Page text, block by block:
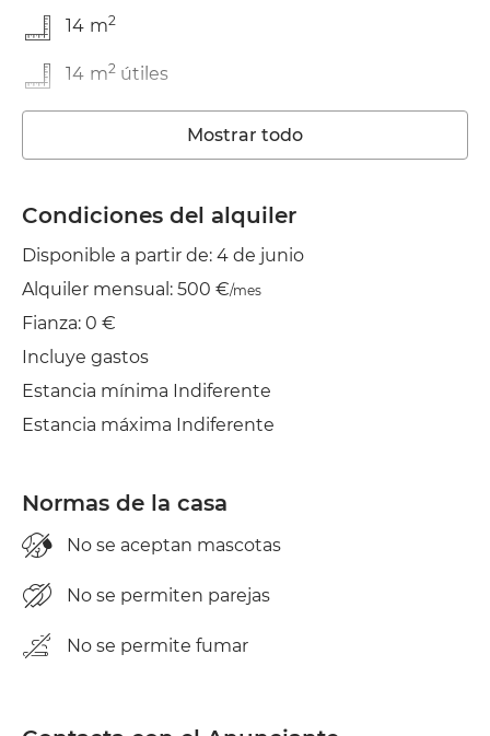
14 m2
14 m2 útiles
Mostrar todo
Condiciones del alquiler
Disponible a partir de: 4 de junio
Alquiler mensual: 500 €/mes
Fianza: 0 €
Incluye gastos
Estancia mínima Indiferente
Estancia máxima Indiferente
Normas de la casa
No se aceptan mascotas
No se permiten parejas
No se permite fumar